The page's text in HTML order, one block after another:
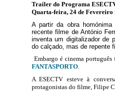
Trailer do Programa
Quarta-feira, 24 de Fevereiro
A partir da obra
recente filme de António
inventa um digitalizador de
do calçado, mas de repente
Embargo é cinema
FANTASPORTO.
A ESECTV esteve à
protagonistas do filme, Filipe